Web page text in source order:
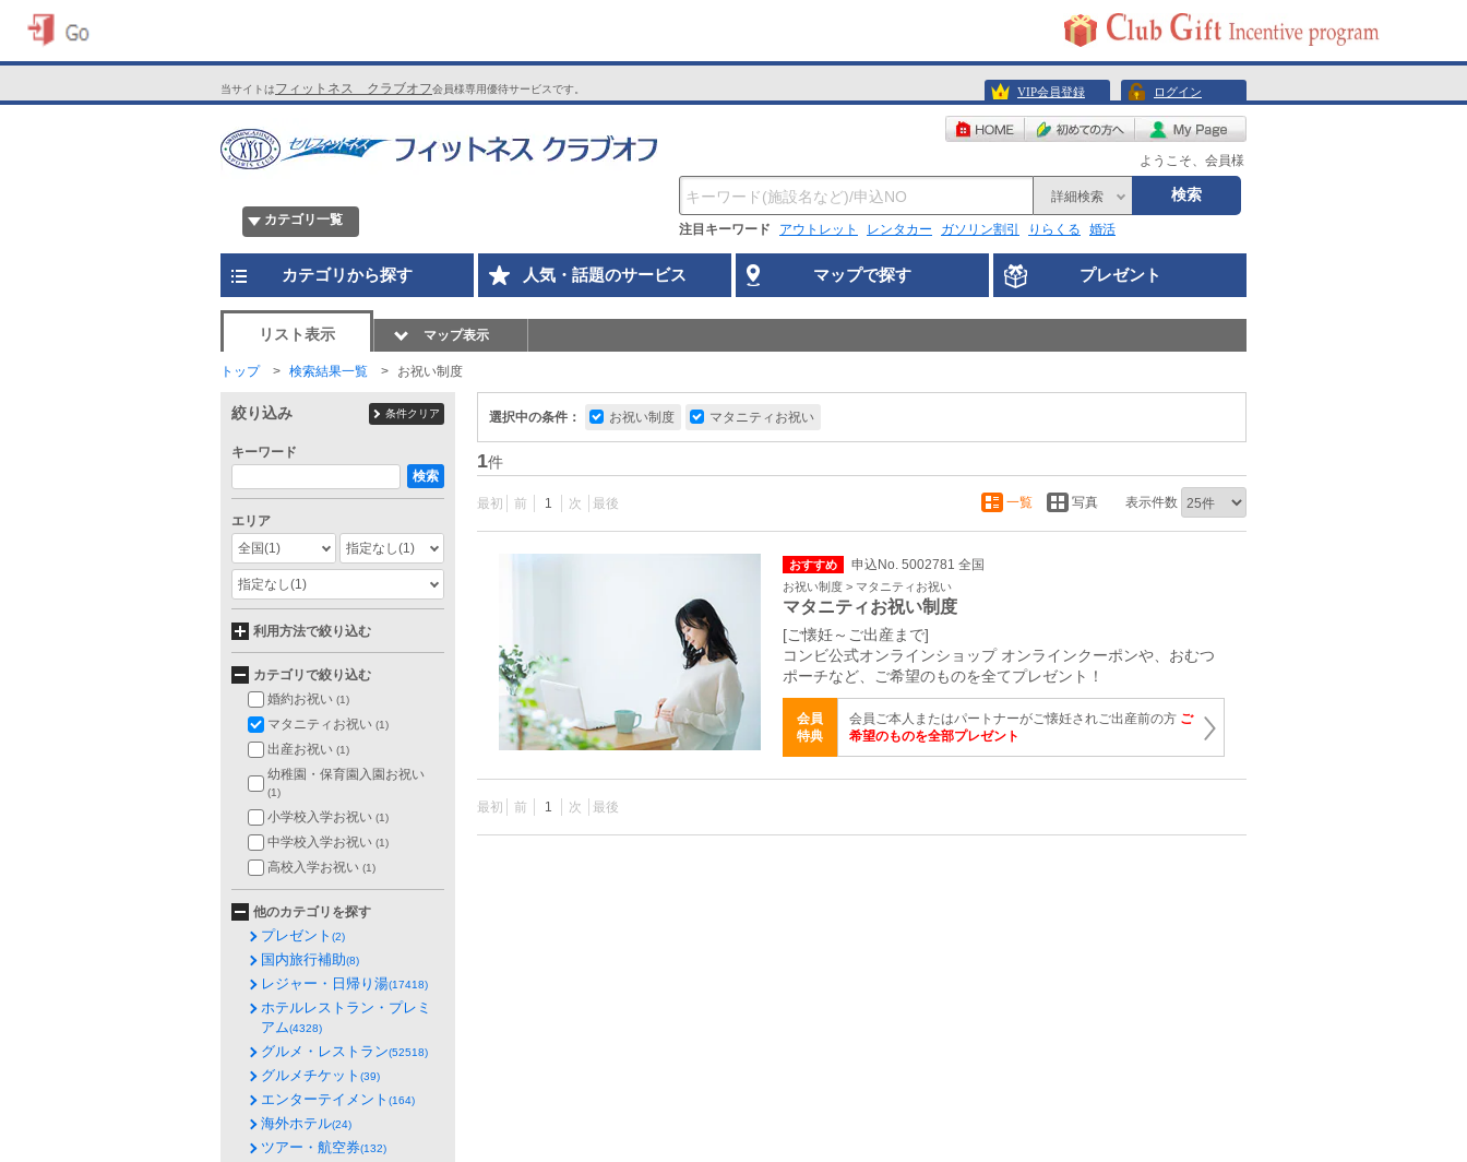
当サイトはフィットネス クラブオフ会員様専用優待サービスです。 VIP会員登録 ログイン
ようこそ、会員様
カテゴリ一覧
詳細検索 検索
注目キーワード アウトレット レンタカー ガソリン割引 りらくる 婚活
カテゴリから探す 人気・話題のサービス マップで探す プレゼント
リスト表示 マップ表示
トップ 検索結果一覧 お祝い制度
選択中の条件： お祝い制度 マタニティお祝い
1件
最初 前 1 次 最後 一覧 写真 表示件数
おすすめ 申込No. 5002781 全国
お祝い制度 > マタニティお祝い
マタニティお祝い制度
[ご懐妊～ご出産まで]
コンビ公式オンラインショップ オンラインクーポンや、おむつ
ポーチなど、ご希望のものを全てプレゼント！
会員
特典
会員ご本人またはパートナーがご懐妊されご出産前の方 ご
希望のものを全部プレゼント
最初 前 1 次 最後
絞り込み 条件クリア
キーワード
検索
エリア
全国(1) 指定なし(1)
指定なし(1)
利用方法で絞り込む
カテゴリで絞り込む
婚約お祝い (1)
マタニティお祝い (1)
出産お祝い (1)
幼稚園・保育園入園お祝い
(1)
小学校入学お祝い (1)
中学校入学お祝い (1)
高校入学お祝い (1)
他のカテゴリを探す
プレゼント (2)
国内旅行補助(8)
レジャー・日帰り湯(17418)
ホテルレストラン・プレミ
アム(4328)
グルメ・レストラン(52518)
グルメチケット (39)
エンターテイメント (164)
海外ホテル(24)
ツアー・航空券(132)